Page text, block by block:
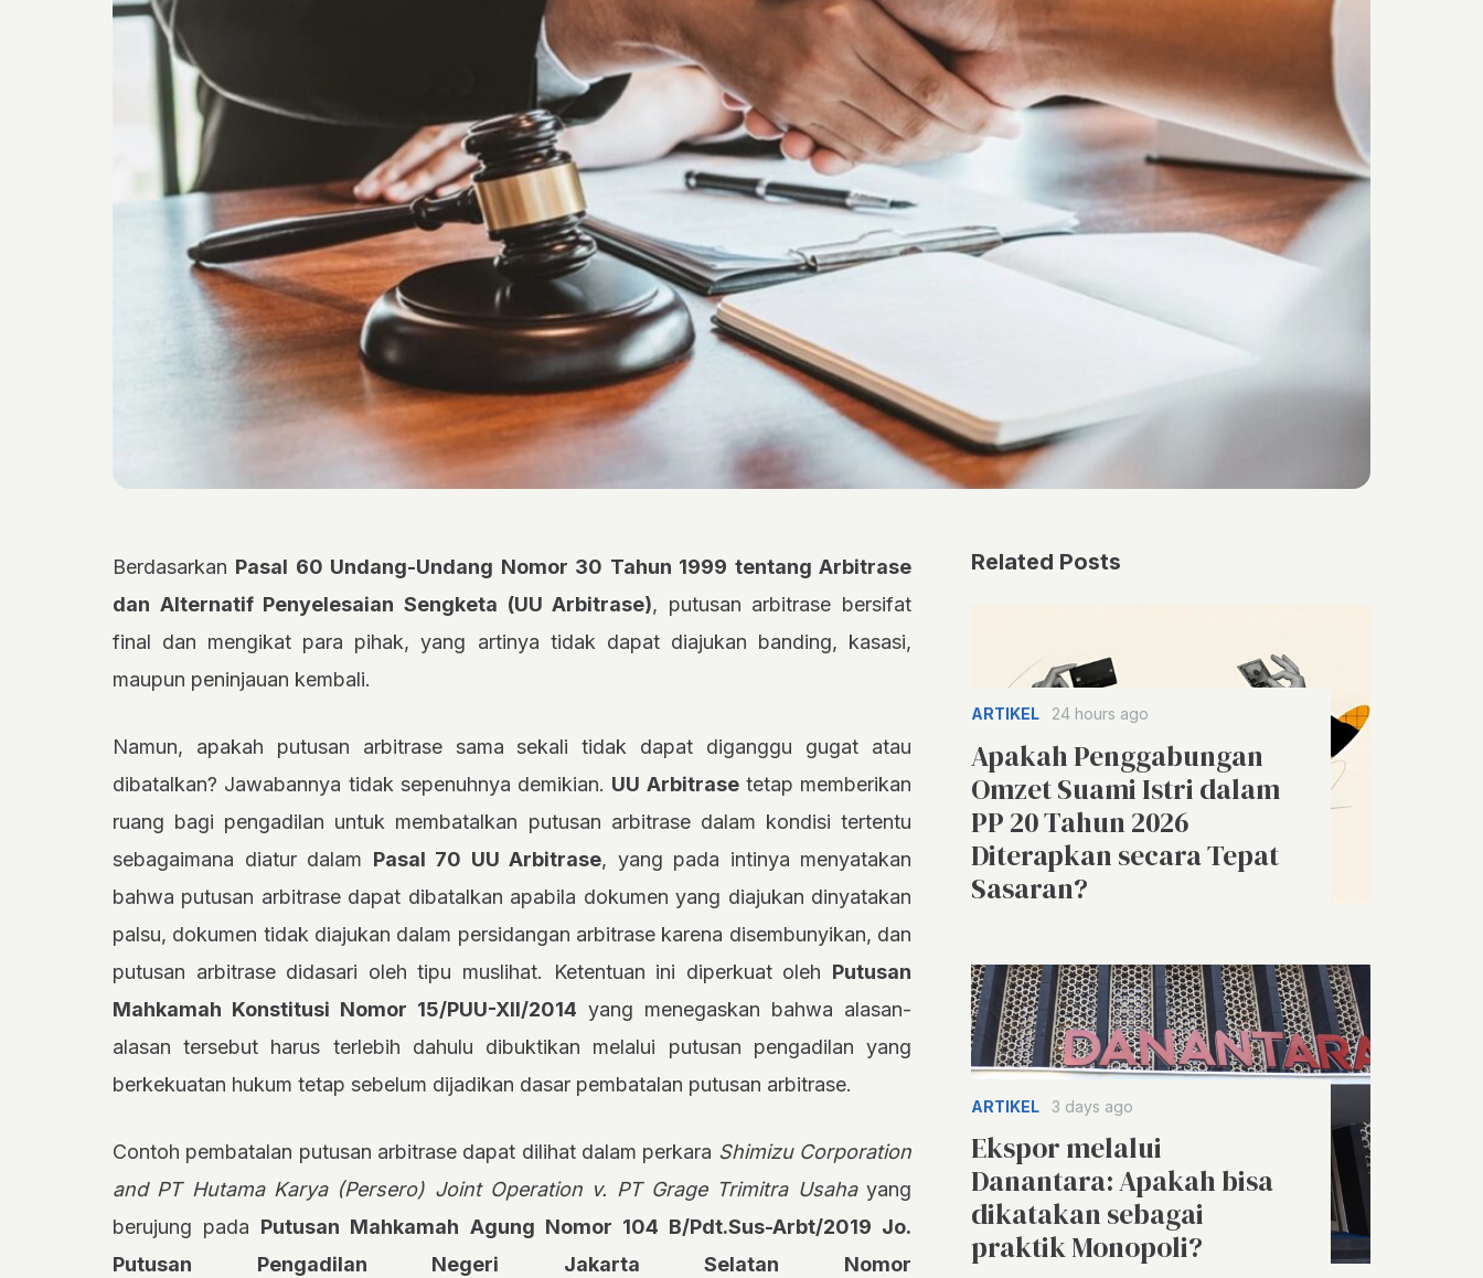
Berdasarkan Pasal 60 Undang-Undang Nomor 30 Tahun 1999 tentang Arbitrase
dan Alternatif Penyelesaian Sengketa (UU Arbitrase), putusan arbitrase bersifat
final dan mengikat para pihak, yang artinya tidak dapat diajukan banding, kasasi,
maupun peninjauan kembali.
Namun, apakah putusan arbitrase sama sekali tidak dapat diganggu gugat atau
dibatalkan? Jawabannya tidak sepenuhnya demikian. UU Arbitrasetetap memberikan
ruang bagi pengadilan untuk membatalkan putusan arbitrase dalam kondisi tertentu
sebagaimana diatur dalam Pasal 70 UU Arbitrase, yang pada intinya menyatakan
bahwa putusan arbitrase dapat dibatalkan apabila dokumen yang diajukan dinyatakan
palsu, dokumen tidak diajukan dalam persidangan arbitrase karena disembunyikan, dan
putusan arbitrase didasari oleh tipu muslihat. Ketentuan ini diperkuat oleh Putusan
Mahkamah Konstitusi Nomor 15/PUU-XII/2014 yang menegaskan bahwa alasan-
alasan tersebut harus terlebih dahulu dibuktikan melalui putusan pengadilan yang
berkekuatan hukum tetap sebelum dijadikan dasar pembatalan putusan arbitrase.
Contoh pembatalan putusan arbitrase dapat dilihat dalam perkara Shimizu Corporation
and PT Hutama Karya (Persero) Joint Operation v. PT Grage Trimitra Usahayang
berujung pada Putusan Mahkamah Agung Nomor 104 B/Pdt.Sus-Arbt/2019 Jo.
Putusan Pengadilan Negeri Jakarta Selatan Nomor
Related Posts
ARTIKEL 24 hours ago
Apakah Penggabungan
Omzet Suami Istri dalam
PP 20 Tahun 2026
Diterapkan secara Tepat
Sasaran?
ARTIKEL 3 days ago
Ekspor melalui
Danantara: Apakah bisa
dikatakan sebagai
praktik Monopoli?